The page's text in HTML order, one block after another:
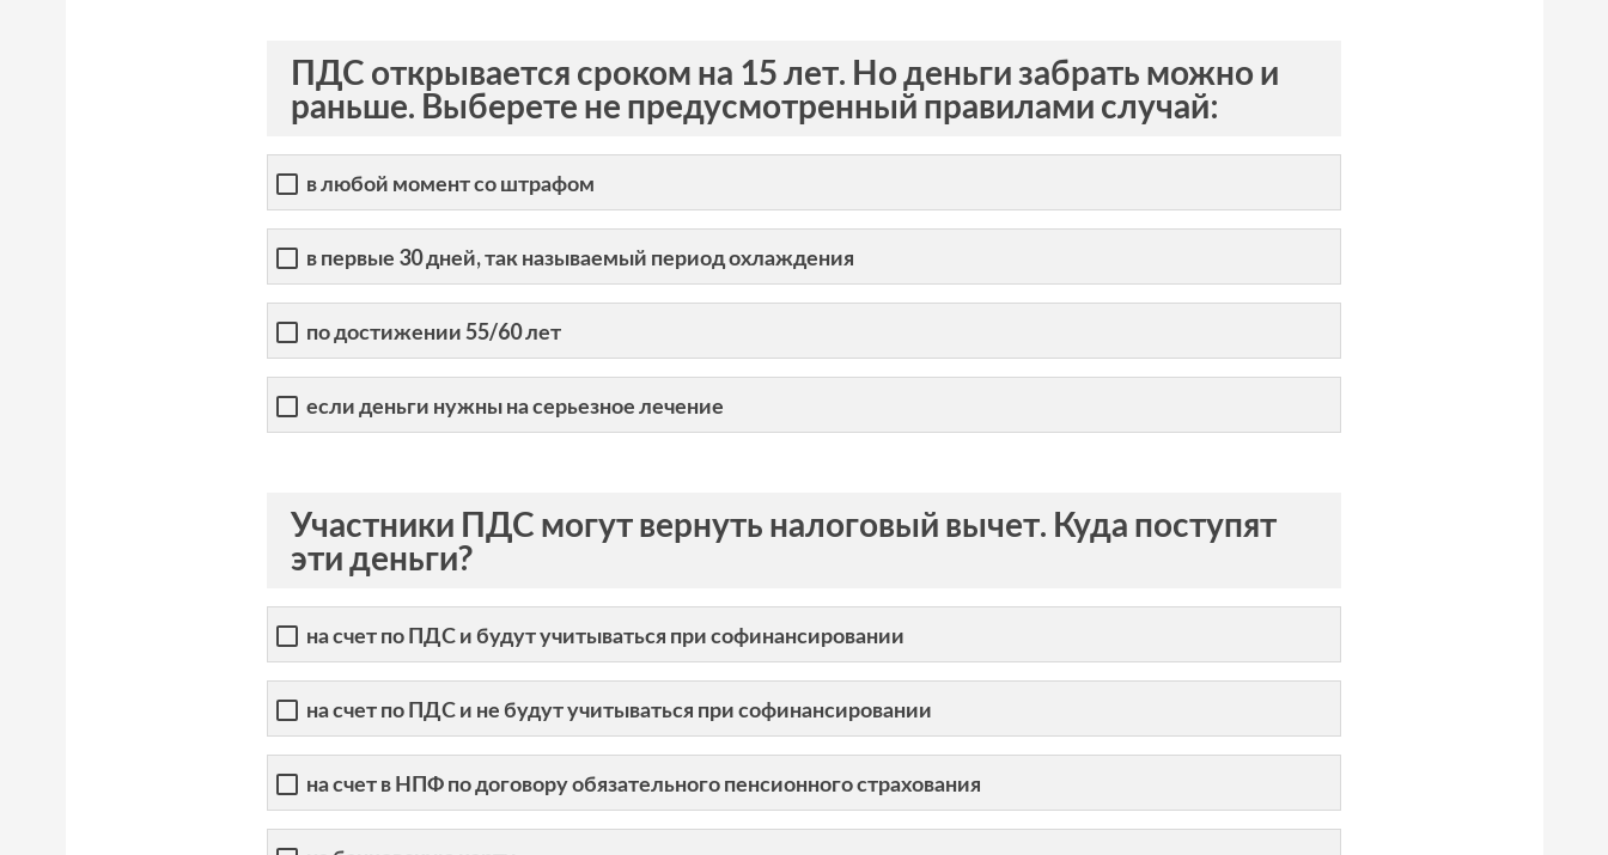
ПДС открывается сроком на 15 лет. Но деньги забрать можно и
раньше. Выберете не предусмотренный правилами случай:
в любой момент со штрафом
в первые 30 дней, так называемый период охлаждения
по достижении 55/60 лет
если деньги нужны на серьезное лечение
Участники ПДС могут вернуть налоговый вычет. Куда поступят
эти деньги?
на счет по ПДС и будут учитываться при софинансировании
на счет по ПДС и не будут учитываться при софинансировании
на счет в НПФ по договору обязательного пенсионного страхования